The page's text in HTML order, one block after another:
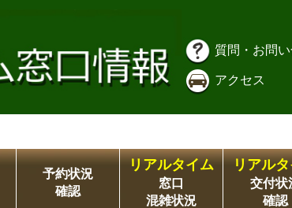
質問・お問
アクセス
予約状況
確認
リアルタイム
窓口
混雑状況
リアル
交付状
確認